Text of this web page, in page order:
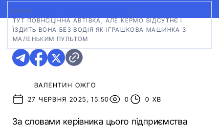
ФОТО:
ТУТ ПОВНОЦІННА АВТІВКА, АЛЕ КЕРМО ВІДСУТНЄ І
ЇЗДИТЬ ВОНА БЕЗ ВОДІЯ ЯК ІГРАШКОВА МАШИНКА З
МАЛЕНЬКИМ ПУЛЬТОМ
ВАЛЕНТИН ОЖГО
27 ЧЕРВНЯ 2025, 15:50
0 0 ХВ
За словами керівника цього підприємства